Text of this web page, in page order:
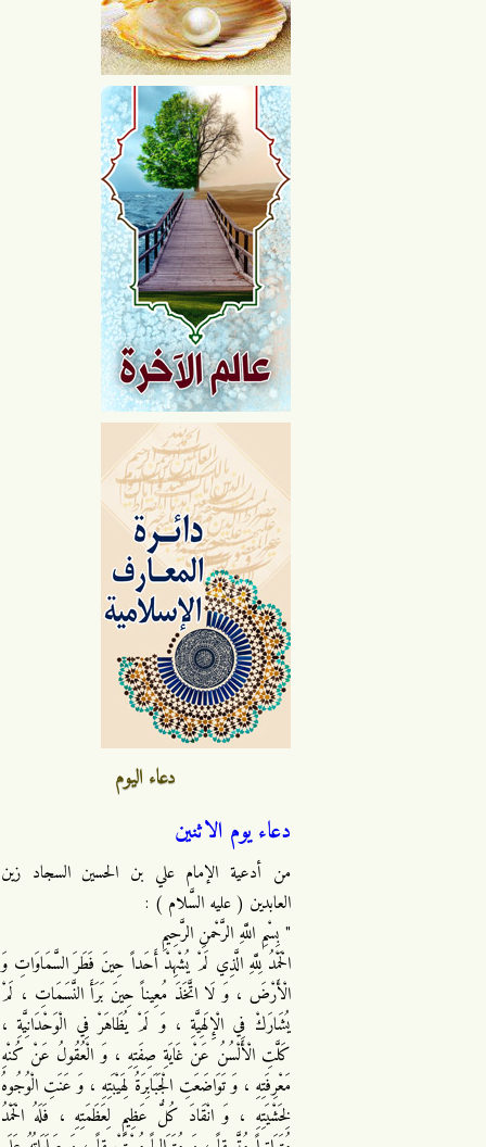
دعاء اليوم
دعاء يوم الاثنين
من أدعية الإمام علي بن الحسين السجاد زين
العابدين ( عليه السَّلام ) :
" بِسْمِ اللَّهِ الرَّحْمنِ الرَّحِيمِ
الْحَمْدُ لِلَّهِ الَّذِي لَمْ يُشْهِدْ أَحَداً حِينَ فَطَرَ السَّمَاوَاتِ وَ
الْأَرْضَ ، وَ لَا اتَّخَذَ مُعِيناً حِينَ بَرَأَ النَّسَمَاتِ ، لَمْ
يُشَارَكْ فِي الْإِلَهِيَّةِ ، وَ لَمْ يُظَاهَرْ فِي الْوَحْدَانِيَّةِ ،
كَلَّتِ الْأَلْسُنُ عَنْ غَايَةِ صِفَتِهِ ، وَ الْعُقُولُ عَنْ كُنْهِ
مَعْرِفَتِهِ ، وَ تَوَاضَعَتِ الْجَبَابِرَةُ لِهَيْبَتِهِ ، وَ عَنَتِ الْوُجُوهُ
لِخَشْيَتِهِ ، وَ انْقَادَ كُلُّ عَظِيمٍ لِعَظَمَتِهِ ، فَلَهُ الْحَمْدُ